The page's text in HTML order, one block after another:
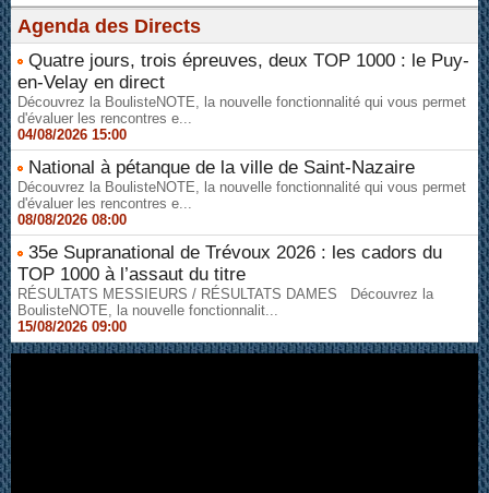
Agenda des Directs
Quatre jours, trois épreuves, deux TOP 1000 : le Puy-
en-Velay en direct
Découvrez la BoulisteNOTE, la nouvelle fonctionnalité qui vous permet
d'évaluer les rencontres e...
04/08/2026 15:00
National à pétanque de la ville de Saint-Nazaire
Découvrez la BoulisteNOTE, la nouvelle fonctionnalité qui vous permet
d'évaluer les rencontres e...
08/08/2026 08:00
35e Supranational de Trévoux 2026 : les cadors du
TOP 1000 à l’assaut du titre
RÉSULTATS MESSIEURS / RÉSULTATS DAMES Découvrez la
BoulisteNOTE, la nouvelle fonctionnalit...
15/08/2026 09:00